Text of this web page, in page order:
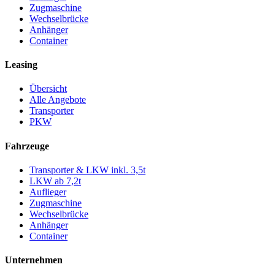
Zugmaschine
Wechselbrücke
Anhänger
Container
Leasing
Übersicht
Alle Angebote
Transporter
PKW
Fahrzeuge
Transporter & LKW inkl. 3,5t
LKW ab 7,2t
Auflieger
Zugmaschine
Wechselbrücke
Anhänger
Container
Unternehmen